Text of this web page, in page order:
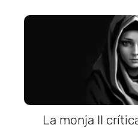
La monja II